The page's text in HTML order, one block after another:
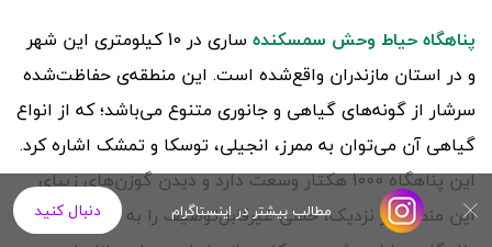
پناهگاه حیاط وحش سمسکنده
ساری در 10 کیلومتری این شهر
و در استان مازندران واقع‌شده است. این منطقه‌ی حفاظت‌شده
سرشار از گونه‌های گیاهی و جانوری متنوع می‌باشد؛ که از انواع
گیاهی آن می‌توان به ممرز، انجیلی، توسکا و تمشک اشاره کرد.
این پناهگاه 1000 هکتار وسعت دارد و دیدن گوزن‌های زیبای
این منطقه از نزدیک، حسی غیرقابل‌توصیف را به همراه دارد.
مطالب بیشتر در اینستاگرام دنبال کنید